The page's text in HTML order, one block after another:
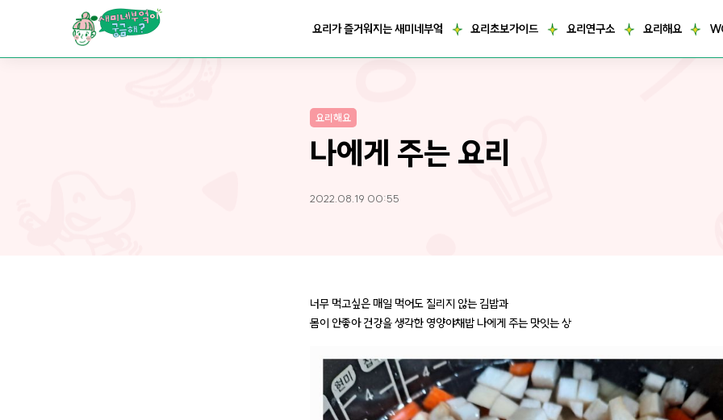
요리가 즐거워지는 새미네부엌 요리초보가이드 요리연구소 요리해요
요리해요
나에게 주는 요리
2022.08.19 00:55
너무 먹고싶은 매일 먹어도 질리지 않는 김밥과
몸이 안좋아 건강을 생각한 영양야채밥 나에게 주는 맛잇는 상